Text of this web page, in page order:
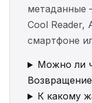
метаданные
Cool Reader,
смартфоне
Можно ли
К какому